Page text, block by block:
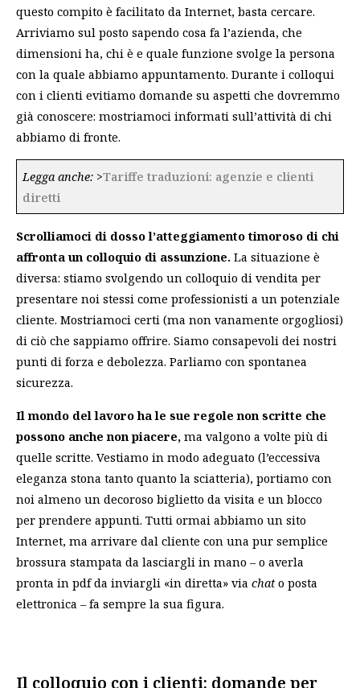
questo compito è facilitato da Internet, basta cercare.
Arriviamo sul posto sapendo cosa fa l’azienda, che
dimensioni ha, chi è e quale funzione svolge la persona
con la quale abbiamo appuntamento. Durante i colloqui
con i clienti evitiamo domande su aspetti che dovremmo
già conoscere: mostriamoci informati sull’attività di chi
abbiamo di fronte.
Legga anche: >Tariffe traduzioni: agenzie e clienti
diretti
Scrolliamoci di dosso l’atteggiamento timoroso di chi
affronta un colloquio di assunzione. La situazione è
diversa: stiamo svolgendo un colloquio di vendita per
presentare noi stessi come professionisti a un potenziale
cliente. Mostriamoci certi (ma non vanamente orgogliosi)
di ciò che sappiamo offrire. Siamo consapevoli dei nostri
punti di forza e debolezza. Parliamo con spontanea
sicurezza.
Il mondo del lavoro ha le sue regole non scritte che
possono anche non piacere, ma valgono a volte più di
quelle scritte. Vestiamo in modo adeguato (l’eccessiva
eleganza stona tanto quanto la sciatteria), portiamo con
noi almeno un decoroso biglietto da visita e un blocco
per prendere appunti. Tutti ormai abbiamo un sito
Internet, ma arrivare dal cliente con una pur semplice
brossura stampata da lasciargli in mano – o averla
pronta in pdf da inviargli «in diretta» via chato posta
elettronica – fa sempre la sua figura.
Il colloquio con i clienti: domande per